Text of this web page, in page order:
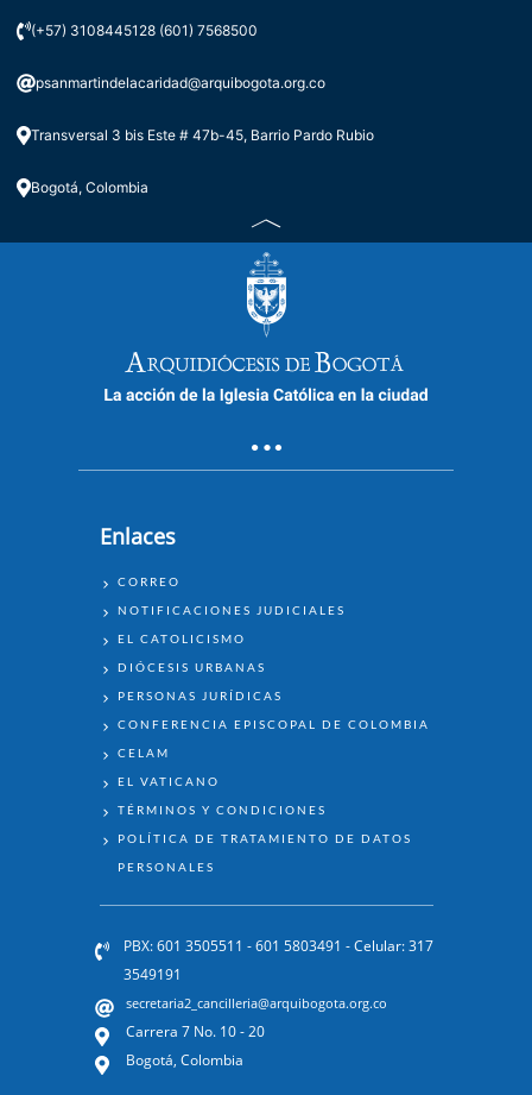
(+57) 3108445128 (601) 7568500
psanmartindelacaridad@arquibogota.org.co
Transversal 3 bis Este # 47b-45, Barrio Pardo Rubio
Bogotá, Colombia
Enlaces
ENLACES
CORREO
NOTIFICACIONES JUDICIALES
EL CATOLICISMO
DIÓCESIS URBANAS
PERSONAS JURÍDICAS
CONFERENCIA EPISCOPAL DE COLOMBIA
CELAM
EL VATICANO
TÉRMINOS Y CONDICIONES
POLÍTICA DE TRATAMIENTO DE DATOS
PERSONALES
PBX: 601 3505511 - 601 5803491 - Celular: 317
3549191
secretaria2_cancilleria@arquibogota.org.co
Carrera 7 No. 10 - 20
Bogotá, Colombia